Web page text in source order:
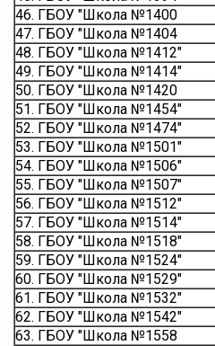
46. ГБОУ "Школа №1400
47. ГБОУ "Школа №1404
48. ГБОУ "Школа №1412"
49. ГБОУ "Школа №1414"
50. ГБОУ "Школа №1420
51. ГБОУ "Школа №1454"
52. ГБОУ "Школа №1474"
53. ГБОУ "Школа №1501"
54. ГБОУ "Школа №1506"
55. ГБОУ "Школа №1507"
56. ГБОУ "Школа №1512"
57. ГБОУ "Школа №1514"
58. ГБОУ "Школа №1518"
59. ГБОУ "Школа №1524"
60. ГБОУ "Школа №1529"
61. ГБОУ "Школа №1532"
62. ГБОУ "Школа №1542"
63. ГБОУ "Школа №1558